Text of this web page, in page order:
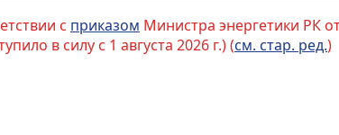
с приказом Министра энергетики РК
в силу с 1 августа 2026 г.) (см. стар. ред.)